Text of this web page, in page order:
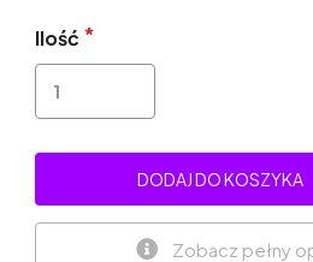
Ilość
DODAJ DO KOSZYKA
Zobacz pełny